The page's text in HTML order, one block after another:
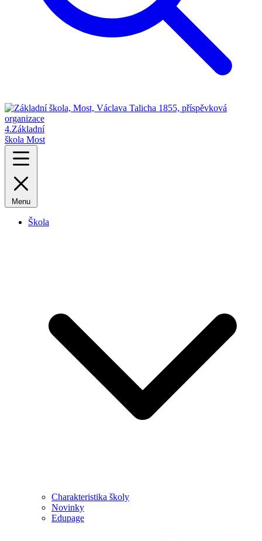
4.Základní
škola Most
Menu
Škola
Charakteristika školy
Novinky
Edupage